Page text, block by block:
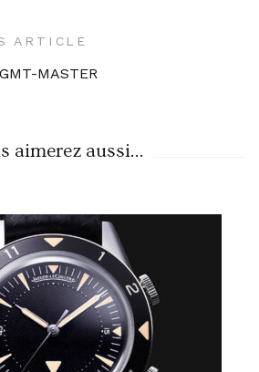
ARTICLE
MASTER
aimerez aussi...